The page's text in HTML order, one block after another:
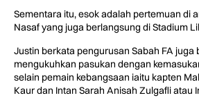
Sementara itu, esok adalah pertemuan di
Nasaf yang juga berlangsung di Stadium
Justin berkata pengurusan Sabah FA juga
mengukuhkan pasukan dengan
selain pemain kebangsaan iaitu kapten
Kaur dan Intan Sarah Anisah Zulgafli atau